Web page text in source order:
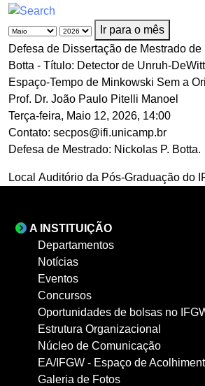
Ir para o mês
Defesa de Dissertação de Mestrado
Botta - Título: Detector de Unruh-
Espaço-Tempo de Minkowski Sem a
Prof. Dr. João Paulo Pitelli Manoel
Terça-feira, Maio 12, 2026, 14:00
Contato: secpos@ifi.unicamp.br
Defesa de Mestrado: Nickolas P. Botta.
Local Auditório da Pós-Graduação do
A INSTITUIÇÃO
Departamentos
Notícias
Eventos
Concursos
Oportunidades de bolsas no
Estrutura Organizacional
Núcleo de Comunicação
EA/IFGW - Espaço de
Galeria de Fotos